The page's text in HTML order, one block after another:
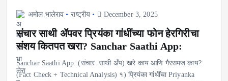
अमोल भालेराव राष्ट्रीय December 3, 2025
संचार साथी ॲपवर प्रियंका गांधींच्या फोन हेरगिरीचा
संशय कितपत खरा? Sanchar Saathi App:
Sanchar Saathi App: (संचार साथी अँप) खरे काय आणि गैरसमज काय?
(Fact Check + Technical Analysis) १) प्रियंका गांधींचा Priyanka